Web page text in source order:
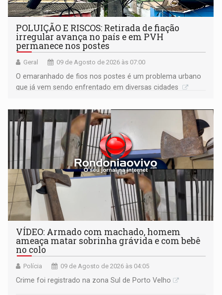
POLUIÇÃO E RISCOS: Retirada de fiação
irregular avança no país e em PVH
permanece nos postes
Geral 09 de Agosto de 2026 às 07:00
O emaranhado de fios nos postes é um problema urbano
que já vem sendo enfrentado em diversas cidades
VÍDEO: Armado com machado, homem
ameaça matar sobrinha grávida e com bebê
no colo
Polícia 09 de Agosto de 2026 às 04:05
Crime foi registrado na zona Sul de Porto Velho